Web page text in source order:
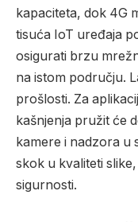
kapaciteta, dok 4G
tisuća IoT uređaja
osigurati brzu
na istom području.
prošlosti. Za
kašnjenja pružit će
kamere i nadzora u
skok u kvaliteti
sigurnosti.